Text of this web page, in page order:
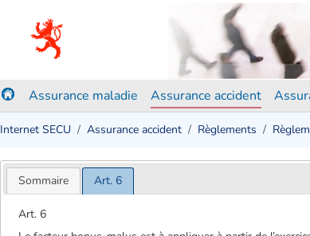
Assurance maladie Assurance accident
Internet SECU Assurance accident Règlements
Sommaire Art. 6
Art. 6